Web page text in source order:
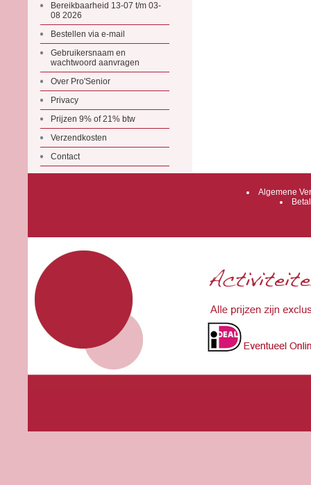
Bereikbaarheid 13-07 t/m 03-
08 2026
Bestellen via e-mail
Gebruikersnaam en
wachtwoord aanvragen
Over Pro'Senior
Privacy
Prijzen 9% of 21% btw
Verzendkosten
Contact
Algemene